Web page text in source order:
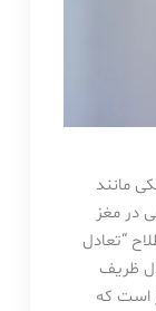
مانند
در مغز
“تعادل
ظریف
است که